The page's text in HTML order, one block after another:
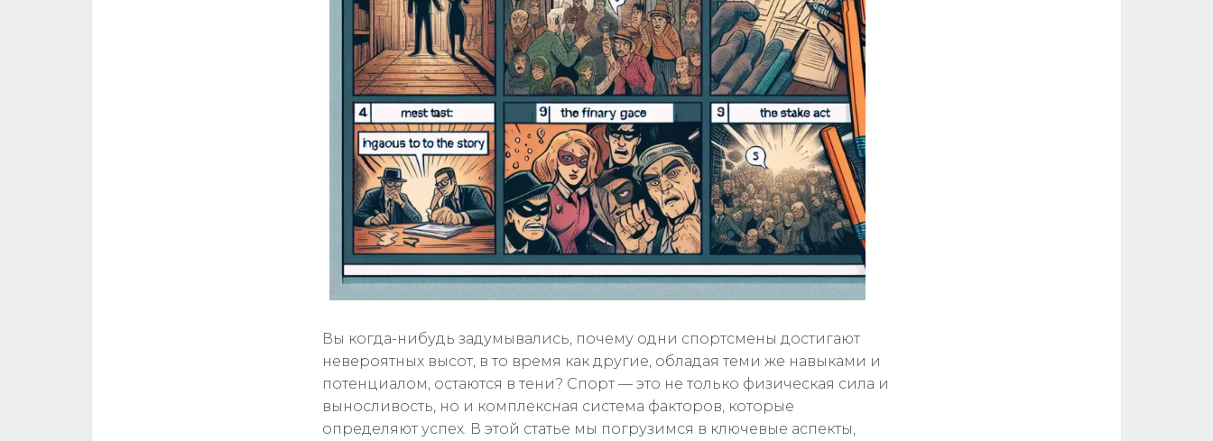
Вы когда-нибудь задумывались, почему одни спортсмены достигают
невероятных высот, в то время как другие, обладая теми же навыками и
потенциалом, остаются в тени? Спорт — это не только физическая сила и
выносливость, но и комплексная система факторов, которые
определяют успех. В этой статье мы погрузимся в ключевые аспекты,